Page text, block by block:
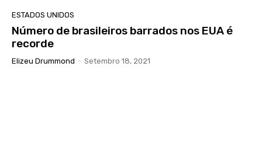
ESTADOS UNIDOS
Número de brasileiros barrados nos EUA é
recorde
Elizeu Drummond - Setembro 18, 2021